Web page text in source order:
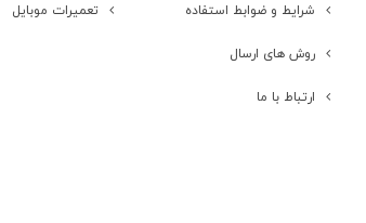
شرایط و ضوابط استفاده
روش های ارسال
ارتباط با ما
تعمیرات موبایل